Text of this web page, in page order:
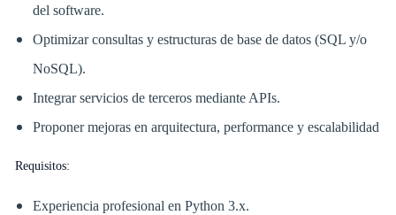
del software.
Optimizar consultas y estructuras de base de datos (SQL y/o
NoSQL).
Integrar servicios de terceros mediante APIs.
Proponer mejoras en arquitectura, performance y escalabilidad
Requisitos:
Experiencia profesional en Python 3.x.